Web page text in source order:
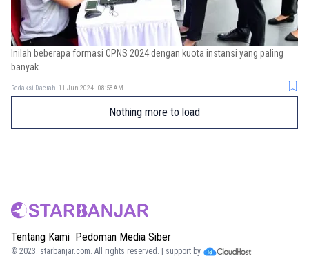
Inilah beberapa formasi CPNS 2024 dengan kuota instansi yang paling
banyak.
Redaksi Daerah 11 Jun 2024 - 08:58AM
Nothing more to load
Tentang Kami Pedoman Media Siber
© 2023. starbanjar.com. All rights reserved. | support by